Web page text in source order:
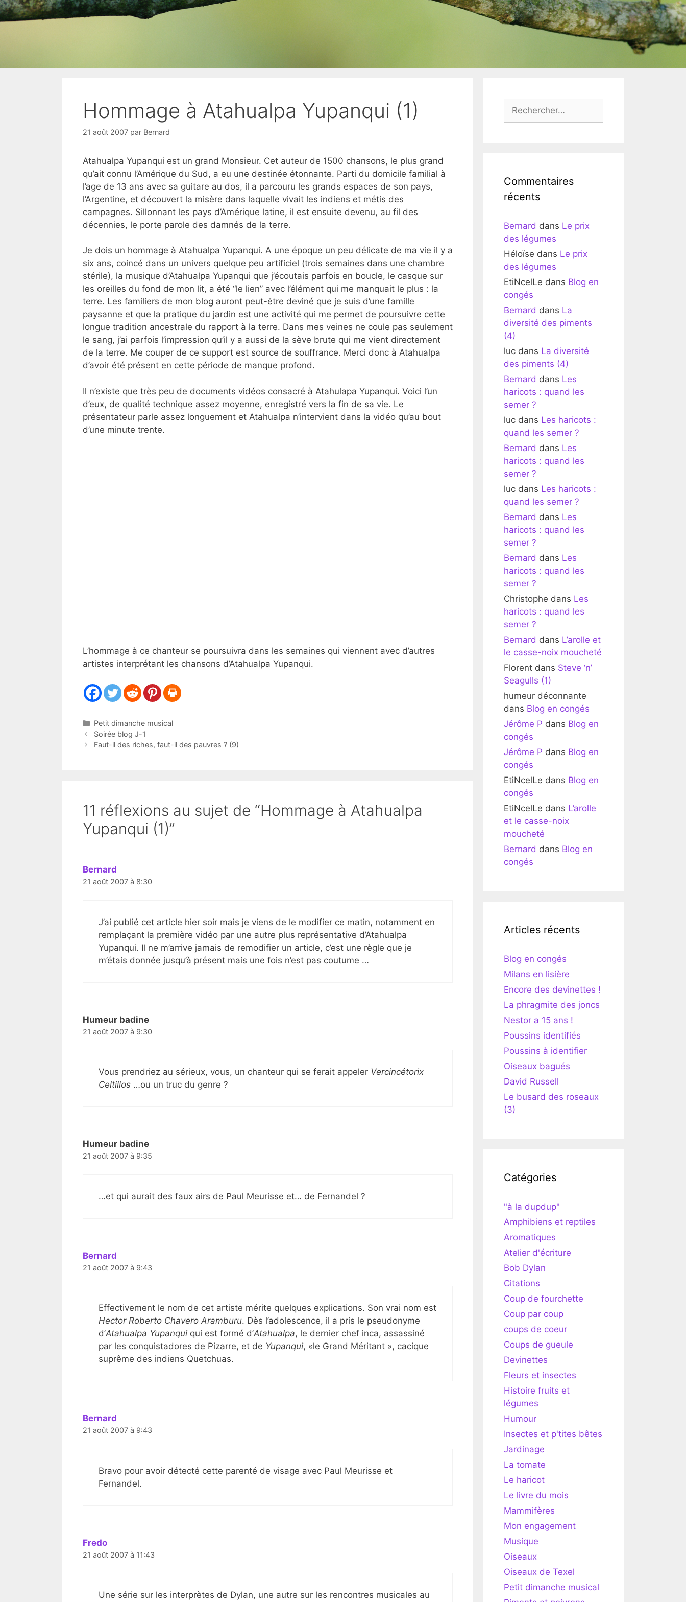
Hommage à Atahualpa Yupanqui (1)
21 août 2007 par Bernard
Atahualpa Yupanqui est un grand Monsieur. Cet auteur de 1500 chansons, le plus grand
qu’ait connu l’Amérique du Sud, a eu une destinée étonnante. Parti du domicile familial à
l’age de 13 ans avec sa guitare au dos, il a parcouru les grands espaces de son pays,
l’Argentine, et découvert la misère dans laquelle vivait les indiens et métis des
campagnes. Sillonnant les pays d’Amérique latine, il est ensuite devenu, au fil des
décennies, le porte parole des damnés de la terre.
Je dois un hommage à Atahualpa Yupanqui. A une époque un peu délicate de ma vie il y a
six ans, coincé dans un univers quelque peu artificiel (trois semaines dans une chambre
stérile), la musique d’Atahualpa Yupanqui que j’écoutais parfois en boucle, le casque sur
les oreilles du fond de mon lit, a été “le lien” avec l’élément qui me manquait le plus : la
terre. Les familiers de mon blog auront peut-être deviné que je suis d’une famille
paysanne et que la pratique du jardin est une activité qui me permet de poursuivre cette
longue tradition ancestrale du rapport à la terre. Dans mes veines ne coule pas seulement
le sang, j’ai parfois l’impression qu’il y a aussi de la sève brute qui me vient directement
de la terre. Me couper de ce support est source de souffrance. Merci donc à Atahualpa
d’avoir été présent en cette période de manque profond.
Il n’existe que très peu de documents vidéos consacré à Atahulapa Yupanqui. Voici l’un
d’eux, de qualité technique assez moyenne, enregistré vers la fin de sa vie. Le
présentateur parle assez longuement et Atahualpa n’intervient dans la vidéo qu’au bout
d’une minute trente.
L’hommage à ce chanteur se poursuivra dans les semaines qui viennent avec d’autres
artistes interprétant les chansons d’Atahualpa Yupanqui.
Catégories
Petit dimanche musical
Soirée blog J-1
Faut-il des riches, faut-il des pauvres ? (9)
11 réflexions au sujet de “Hommage à Atahualpa
Yupanqui (1)”
Bernard
21 août 2007 à 8:30
J’ai publié cet article hier soir mais je viens de le modifier ce matin, notamment en
remplaçant la première vidéo par une autre plus représentative d’Atahualpa
Yupanqui. Il ne m’arrive jamais de remodifier un article, c’est une règle que je
m’étais donnée jusqu’à présent mais une fois n’est pas coutume …
Humeur badine
21 août 2007 à 9:30
Vous prendriez au sérieux, vous, un chanteur qui se ferait appeler Vercincétorix
Celtillos …ou un truc du genre ?
Humeur badine
21 août 2007 à 9:35
…et qui aurait des faux airs de Paul Meurisse et… de Fernandel ?
Bernard
21 août 2007 à 9:43
Effectivement le nom de cet artiste mérite quelques explications. Son vrai nom est
Hector Roberto Chavero Aramburu. Dès l’adolescence, il a pris le pseudonyme
d’Atahualpa Yupanqui qui est formé d’Atahualpa, le dernier chef inca, assassiné
par les conquistadores de Pizarre, et de Yupanqui, «le Grand Méritant », cacique
suprême des indiens Quetchuas.
Bernard
21 août 2007 à 9:43
Bravo pour avoir détecté cette parenté de visage avec Paul Meurisse et
Fernandel.
Fredo
21 août 2007 à 11:43
Une série sur les interprètes de Dylan, une autre sur les rencontres musicales au
Commentaires
récents
Bernard dans Le prix
des légumes
Héloïse dans Le prix
des légumes
EtiNcelLe dans Blog en
congés
Bernard dans La
diversité des piments
(4)
luc dans La diversité
des piments (4)
Bernard dans Les
haricots : quand les
semer ?
luc dans Les haricots :
quand les semer ?
Bernard dans Les
haricots : quand les
semer ?
luc dans Les haricots :
quand les semer ?
Bernard dans Les
haricots : quand les
semer ?
Bernard dans Les
haricots : quand les
semer ?
Christophe dans Les
haricots : quand les
semer ?
Bernard dans L’arolle et
le casse-noix moucheté
Florent dans Steve ‘n’
Seagulls (1)
humeur déconnante
dans Blog en congés
Jérôme P dans Blog en
congés
Jérôme P dans Blog en
congés
EtiNcelLe dans Blog en
congés
EtiNcelLe dans L’arolle
et le casse-noix
moucheté
Bernard dans Blog en
congés
Articles récents
Blog en congés
Milans en lisière
Encore des devinettes !
La phragmite des joncs
Nestor a 15 ans !
Poussins identifiés
Poussins à identifier
Oiseaux bagués
David Russell
Le busard des roseaux
(3)
Catégories
"à la dupdup"
Amphibiens et reptiles
Aromatiques
Atelier d'écriture
Bob Dylan
Citations
Coup de fourchette
Coup par coup
coups de coeur
Coups de gueule
Devinettes
Fleurs et insectes
Histoire fruits et
légumes
Humour
Insectes et p'tites bêtes
Jardinage
La tomate
Le haricot
Le livre du mois
Mammifères
Mon engagement
Musique
Oiseaux
Oiseaux de Texel
Petit dimanche musical